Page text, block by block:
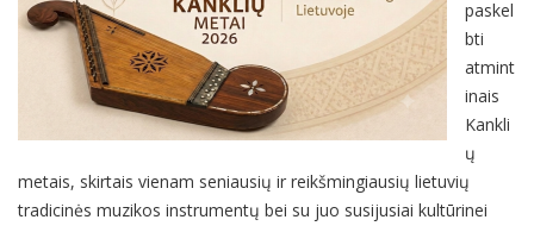
paskel
bti
atmint
inais
Kankli
ų
metais, skirtais vienam seniausių ir reikšmingiausių lietuvių
tradicinės muzikos instrumentų bei su juo susijusiai kultūrinei